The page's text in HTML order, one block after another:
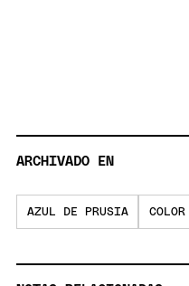
ARCHIVADO EN
AZUL DE PRUSIA COLOR